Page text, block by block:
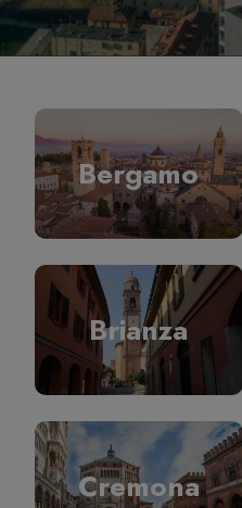
Bergamo
Brianza
Cremona